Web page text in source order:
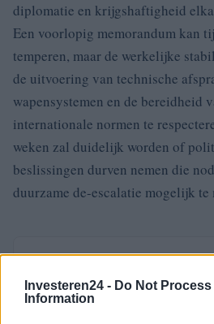
Investeren24 - Do Not Process
Information
diplomatie en krijgshaftigheid
Een voorlopig memorandum kan
temperen, maar de werkelijke
de uitvoering van technische
wapensystemen en de bereidheid
internationale normen te
weken zal duidelijk worden of
beslissingen durven nemen die
duurzame de-escalatie mogelijk te
Staff